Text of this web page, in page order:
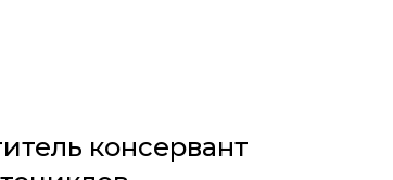
консервант